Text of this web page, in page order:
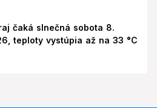
čaká slnečná sobota 8.
teploty vystúpia až na 33 °C